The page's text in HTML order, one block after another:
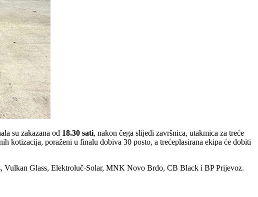
su zakazana od 18.30 sati, nakon čega slijedi završnica, utakmica za treće
kotizacija, poraženi u finalu dobiva 30 posto, a trećeplasirana ekipa će dobiti
Vulkan Glass, Elektroluč-Solar, MNK Novo Brdo, CB Black i BP Prijevoz.